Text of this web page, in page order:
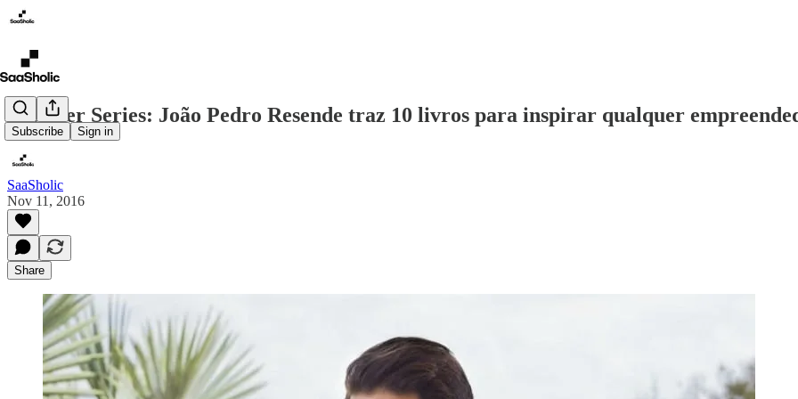
Subscribe Sign in
Founder Series: João Pedro Resende traz 10 livros para inspirar qualquer
SaaSholic
Nov 11, 2016
Share